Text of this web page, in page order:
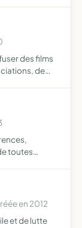
des films
de
toutes
en 2012
et de lutte